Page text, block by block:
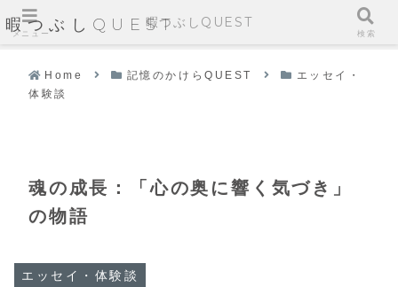
暇つぶしQUEST
Home 記憶のかけらQUEST
エッセイ・
体験談
魂の成長：「心の奥に響く気づき」
の物語
エッセイ・体験談
メニュー
暇つぶしQUEST
検索